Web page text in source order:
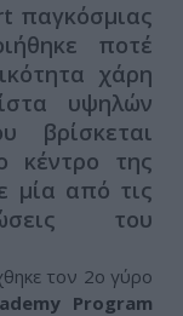
παγκόσμιας
ποτέ
χάρη
υψηλών
βρίσκεται
κέντρο της
μία από τις
του
τον 2ο γύρο
Program